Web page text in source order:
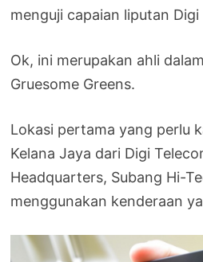
menguji capaian liputan Digi
Ok, ini merupakan ahli
Gruesome Greens.
Lokasi pertama yang perlu
Kelana Jaya dari Digi
Headquarters, Subang Hi-
menggunakan kenderaan